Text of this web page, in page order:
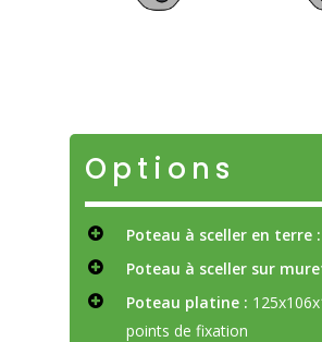
Options
Poteau à sceller en terre :
Poteau à sceller sur
Poteau platine :
points de fixation